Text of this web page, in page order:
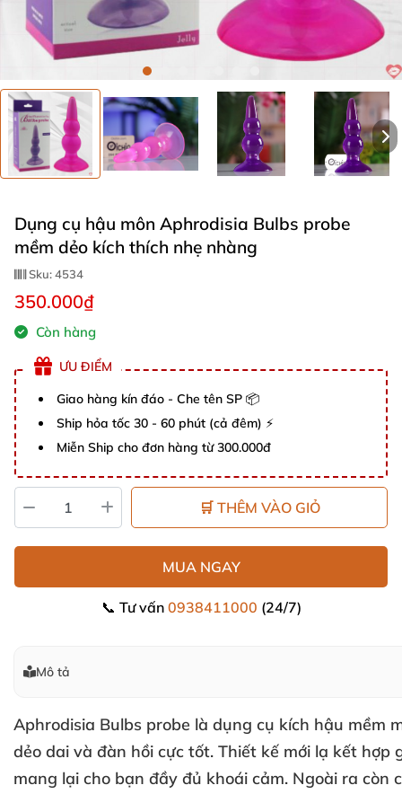
Dụng cụ hậu môn Aphrodisia Bulbs probe
mềm dẻo kích thích nhẹ nhàng
Sku:4534
350.000₫
Còn hàng
ƯU ĐIỂM
Giao hàng kín đáo - Che tên SP 📦
Ship hỏa tốc 30 - 60 phút (cả đêm) ⚡
Miễn Ship cho đơn hàng từ 300.000đ
🛒 THÊM VÀO GIỎ
MUA NGAY
📞 Tư vấn 0938411000 (24/7)
Mô tả
Aphrodisia Bulbs probe là dụng cụ kích hậu mềm
dẻo dai và đàn hồi cực tốt. Thiết kế mới lạ kết hợp
mang lại cho bạn đầy đủ khoái cảm. Ngoài ra còn